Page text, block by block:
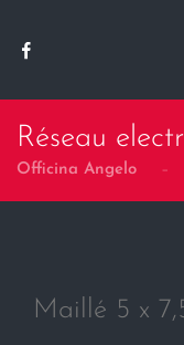
Skip to main
Réseau
Officina Angelo
Maillé 5 x